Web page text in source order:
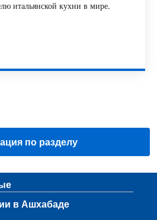
итальянской кухни в мире.
по разделу
в Ашхабаде